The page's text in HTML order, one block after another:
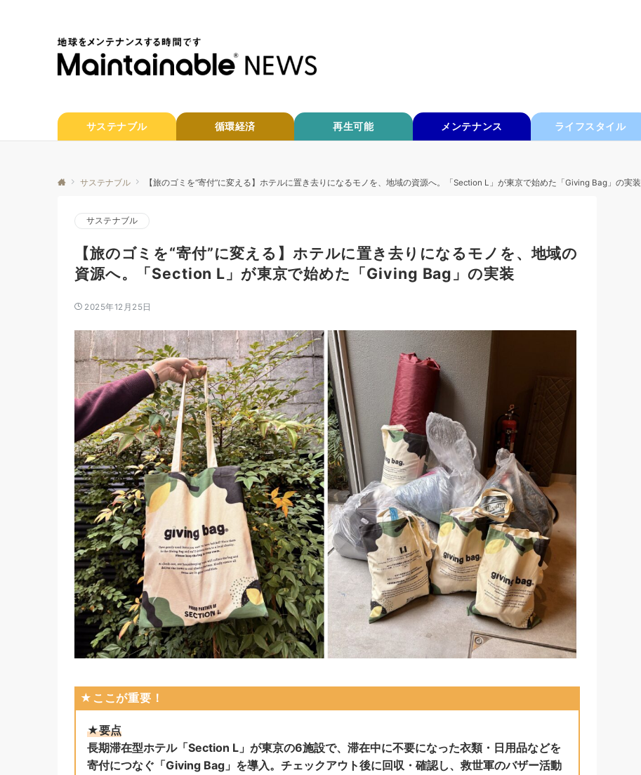
サステナブル 循環経済 再生可能 メンテナンス ライフスタイル
サステナブル 【旅のゴミを“寄付”に変える】ホテルに置き去りになるモノを、地域の資源へ。「Section L」が東京で始めた「Giving Bag」の実装
サステナブル
【旅のゴミを“寄付”に変える】ホテルに置き去りになるモノを、地域の
資源へ。「Section L」が東京で始めた「Giving Bag」の実装
2025年12月25日
★ここが重要！
★要点
長期滞在型ホテル「Section L」が東京の6施設で、滞在中に不要になった衣類・日用品などを
寄付につなぐ「Giving Bag」を導入。チェックアウト後に回収・確認し、救世軍のバザー活動